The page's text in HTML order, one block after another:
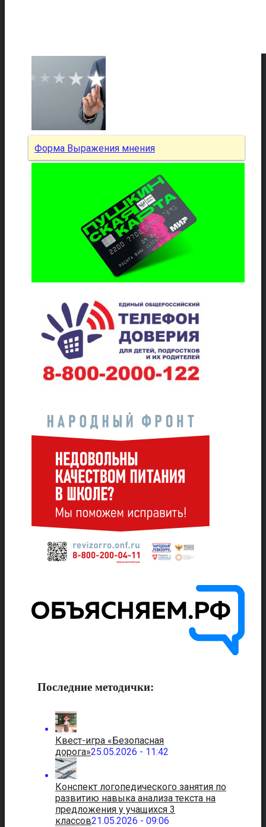
Форма Выражения мнения
Последние методички:
Квест-игра «Безопасная
дорога»25.05.2026 - 11:42
Конспект логопедического занятия по
развитию навыка анализа текста на
предложения у учащихся 3
классов21.05.2026 - 09:06